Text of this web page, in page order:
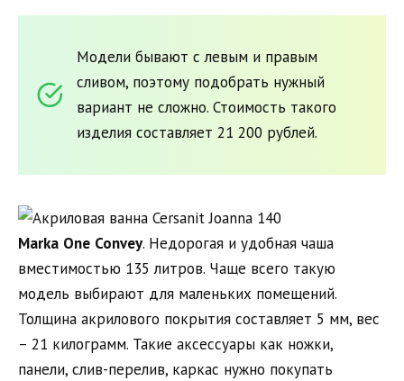
Модели бывают с левым и правым
сливом, поэтому подобрать нужный
вариант не сложно. Стоимость такого
изделия составляет 21 200 рублей.
Marka One Convey. Недорогая и удобная чаша
вместимостью 135 литров. Чаще всего такую
модель выбирают для маленьких помещений.
Толщина акрилового покрытия составляет 5 мм, вес
– 21 килограмм. Такие аксессуары как ножки,
панели, слив-перелив, каркас нужно покупать